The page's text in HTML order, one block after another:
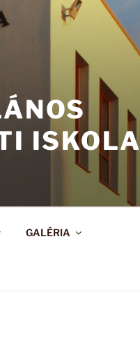
ISKOLA
GALÉRIA